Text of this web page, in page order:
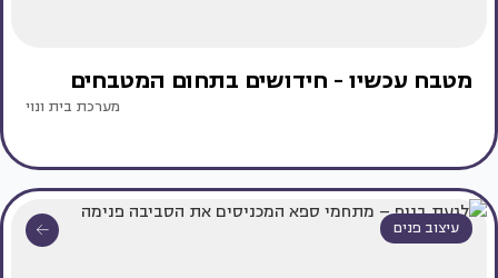
מטבח עכשיו - חידושים בתחום המטבחים
מערכת בית ונוי
עיצוב פנים